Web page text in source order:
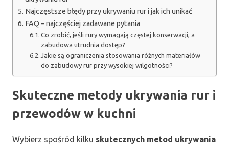
Najczęstsze błędy przy ukrywaniu rur i jak ich unikać
FAQ – najczęściej zadawane pytania
Co zrobić, jeśli rury wymagają częstej konserwacji, a
zabudowa utrudnia dostęp?
Jakie są ograniczenia stosowania różnych materiałów
do zabudowy rur przy wysokiej wilgotności?
Skuteczne metody ukrywania rur i
przewodów w kuchni
Wybierz spośród kilku skutecznych metod ukrywania